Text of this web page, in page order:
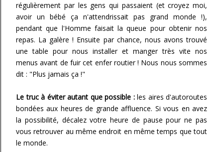
régulièrement par les gens qui passaient (et croyez moi,
avoir un bébé ça n'attendrissait pas grand monde !),
pendant que l'Homme faisait la queue pour obtenir nos
repas. La galère ! Ensuite par chance, nous avons trouvé
une table pour nous installer et manger très vite nos
menus avant de fuir cet enfer routier ! Nous nous sommes
dit : "Plus jamais ça !"
Le truc à éviter autant que possible : les aires d'autoroutes
bondées aux heures de grande affluence. Si vous en avez
la possibilité, décalez votre heure de pause pour ne pas
vous retrouver au même endroit en même temps que tout
le monde.